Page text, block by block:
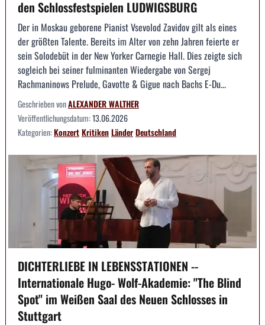
den Schlossfestspielen LUDWIGSBURG
Der in Moskau geborene Pianist Vsevolod Zavidov gilt als eines
der größten Talente. Bereits im Alter von zehn Jahren feierte er
sein Solodebüt in der New Yorker Carnegie Hall. Dies zeigte sich
sogleich bei seiner fulminanten Wiedergabe von Sergej
Rachmaninows Prelude, Gavotte & Gigue nach Bachs E-Du...
Geschrieben vonALEXANDER WALTHER
Veröffentlichungsdatum:13.06.2026
Kategorien:KonzertKritikenLänderDeutschland
DICHTERLIEBE IN LEBENSSTATIONEN --
Internationale Hugo- Wolf-Akademie: "The Blind
Spot" im Weißen Saal des Neuen Schlosses in
Stuttgart